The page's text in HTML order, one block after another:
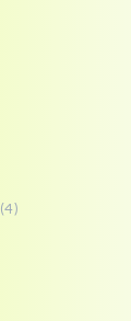
(4)